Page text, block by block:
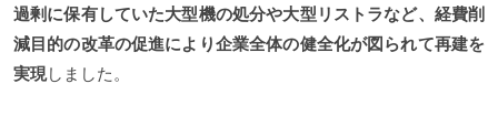
過剰に保有していた大型機の処分や大型リストラなど、経費削
減目的の改革の促進により企業全体の健全化が図られて再建を
実現しました。